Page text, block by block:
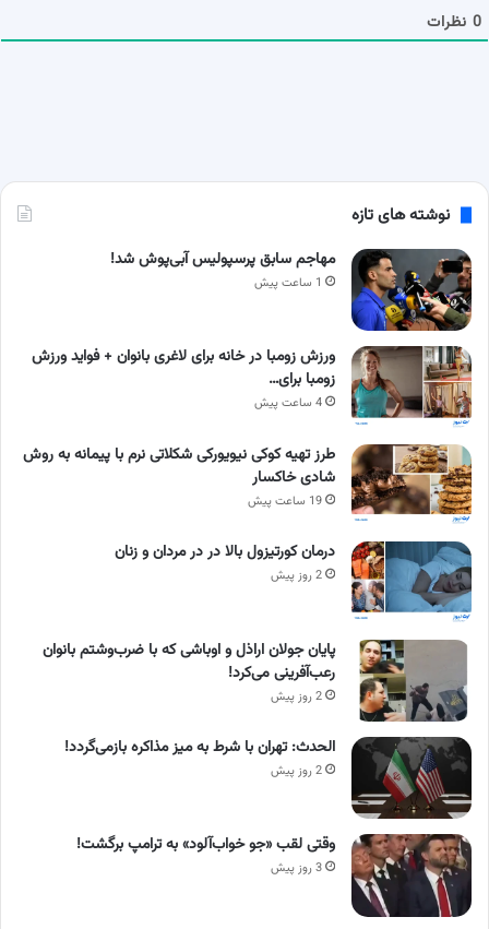
0 نظرات
نوشته های تازه
مهاجم سابق پرسپولیس آبی‌پوش شد!
1 ساعت پیش
ورزش زومبا در خانه برای لاغری بانوان + فواید ورزش
زومبا برای…
4 ساعت پیش
طرز تهیه کوکی نیویورکی شکلاتی نرم با پیمانه به روش
شادی خاکسار
19 ساعت پیش
درمان کورتیزول بالا در در مردان و زنان
2 روز پیش
پایان جولان اراذل و اوباشی که با ضرب‌وشتم بانوان
رعب‌آفرینی می‌کرد!
2 روز پیش
الحدث: تهران با شرط به میز مذاکره بازمی‌گردد!
2 روز پیش
وقتی لقب «جو خواب‌آلود» به ترامپ برگشت!
3 روز پیش